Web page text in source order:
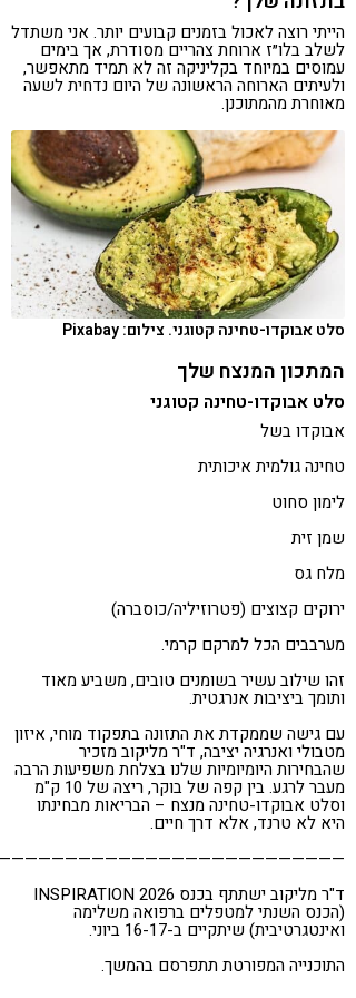
הייתי רוצה לאכול בזמנים קבועים יותר. אני משתדל
לשלב בלו״ז ארוחת צהריים מסודרת, אך בימים
עמוסים במיוחד בקליניקה זה לא תמיד מתאפשר,
ולעיתים הארוחה הראשונה של היום נדחית לשעה
מאוחרת מהמתוכנן.
סלט אבוקדו-טחינה קטוגני. צילום: Pixabay
המתכון המנצח שלך
סלט אבוקדו-טחינה קטוגני
אבוקדו בשל
טחינה גולמית איכותית
לימון סחוט
שמן זית
מלח גס
ירוקים קצוצים (פטרוזיליה/כוסברה)
מערבבים הכל למרקם קרמי.
זהו שילוב עשיר בשומנים טובים, משביע מאוד
ותומך ביציבות אנרגטית.
עם גישה שממקדת את התזונה בתפקוד מוחי, איזון
מטבולי ואנרגיה יציבה, ד"ר מליקוב מזכיר
שהבחירות היומיומיות שלנו בצלחת משפיעות הרבה
מעבר לרגע. בין קפה של בוקר, ריצה של 10 ק"מ
וסלט אבוקדו-טחינה מנצח – הבריאות מבחינתו
היא לא טרנד, אלא דרך חיים.
ד"ר מליקוב ישתתף בכנס INSPIRATION 2026
(הכנס השנתי למטפלים ברפואה משלימה
ואינטגרטיבית) שיתקיים ב-16-17 ביוני.
התוכנייה המפורטת תתפרסם בהמשך.